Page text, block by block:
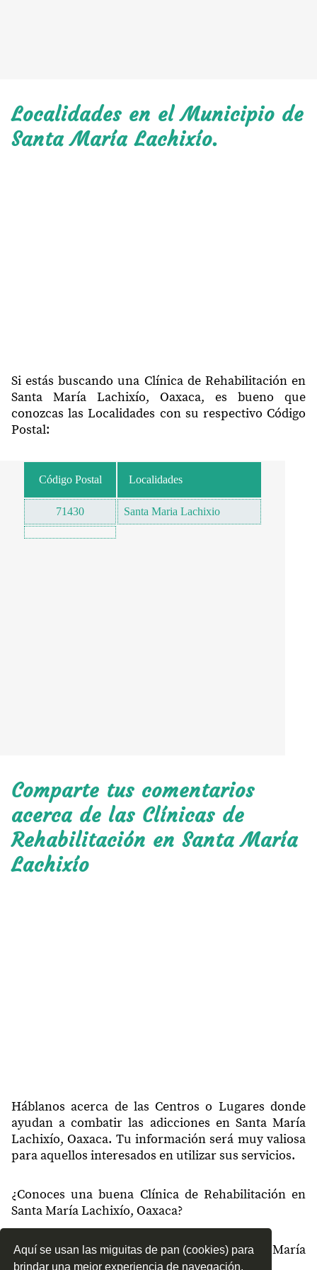
Aquí se usan las miguitas de pan (cookies) para
brindar una mejor experiencia de navegación.
Localidades en el Municipio de
Santa María Lachixío.
Si estás buscando una Clínica de Rehabilitación en
Santa María Lachixío, Oaxaca, es bueno que
conozcas las Localidades con su respectivo Código
Postal:
Código Postal Localidades
71430 Santa Maria Lachixio
Comparte tus comentarios
acerca de las Clínicas de
Rehabilitación en Santa María
Lachixío
Háblanos acerca de las Centros o Lugares donde
ayudan a combatir las adicciones en Santa María
Lachixío, Oaxaca. Tu información será muy valiosa
para aquellos interesados en utilizar sus servicios.
¿Conoces una buena Clínica de Rehabilitación en
Santa María Lachixío, Oaxaca?
¿Qué tipo de tratamientos conoces en Santa María
Lachixío, Oaxaca?